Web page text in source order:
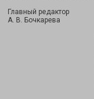
Главный редактор
А. В. Бочкарева